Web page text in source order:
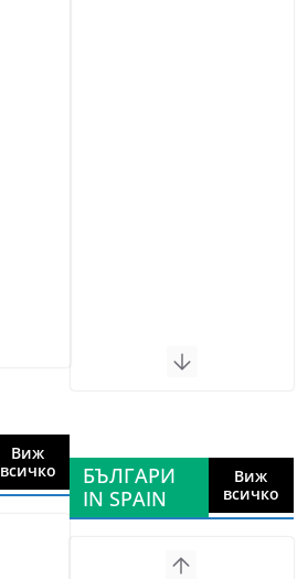
Виж
всичко
БЪЛГАРИ
IN SPAIN
Виж
всичко